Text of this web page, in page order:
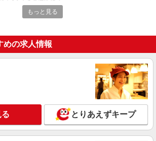
時給1600円〜2250円 ＜日払い有/週払い有/交
羽生市｜羽生駅すぐ
詳細を見る
ース 新宿本社 第3営業部
時給：准看1900円／看護師2000円 ※資格や経
により異なる
埼玉県羽生市
もっと見る
めの求人情報
とりあえずキープ